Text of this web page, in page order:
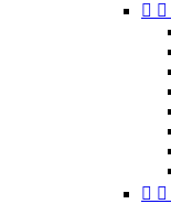
 
 